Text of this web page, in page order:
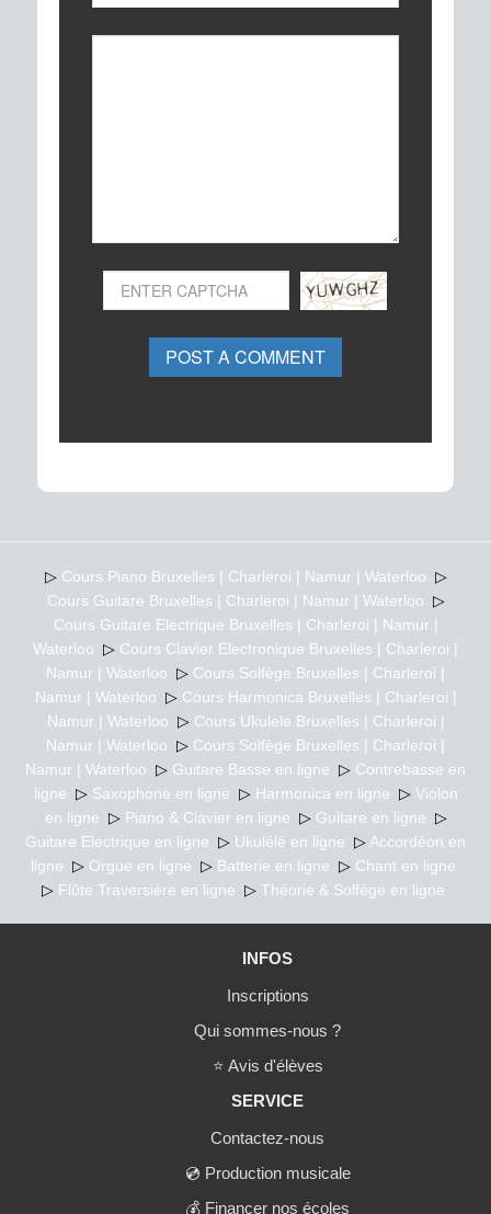
POST A COMMENT
▷ Cours Piano Bruxelles | Charleroi | Namur | Waterloo ▷
Cours Guitare Bruxelles | Charleroi | Namur | Waterloo ▷
Cours Guitare Electrique Bruxelles | Charleroi | Namur |
Waterloo ▷ Cours Clavier Electronique Bruxelles | Charleroi |
Namur | Waterloo ▷ Cours Solfège Bruxelles | Charleroi |
Namur | Waterloo ▷ Cours Harmonica Bruxelles | Charleroi |
Namur | Waterloo ▷ Cours Ukulele Bruxelles | Charleroi |
Namur | Waterloo ▷ Cours Solfège Bruxelles | Charleroi |
Namur | Waterloo ▷ Guitare Basse en ligne ▷ Contrebasse en
ligne ▷ Saxophone en ligne ▷ Harmonica en ligne ▷ Violon
en ligne ▷ Piano & Clavier en ligne ▷ Guitare en ligne ▷
Guitare Electrique en ligne ▷ Ukulélé en ligne ▷Accordéon en
ligne ▷ Orgue en ligne ▷ Batterie en ligne ▷ Chant en ligne
▷ Flûte Traversière en ligne ▷ Théorie & Solfège en ligne
INFOS
Inscriptions
Qui sommes-nous ?
⭐ Avis d'élèves
SERVICE
Contactez-nous
💿 Production musicale
💰 Financer nos écoles